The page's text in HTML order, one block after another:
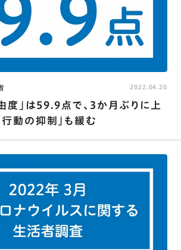
度｣は59.9点で､3か月ぶりに上
動の抑制｣も緩む
2022.04.20